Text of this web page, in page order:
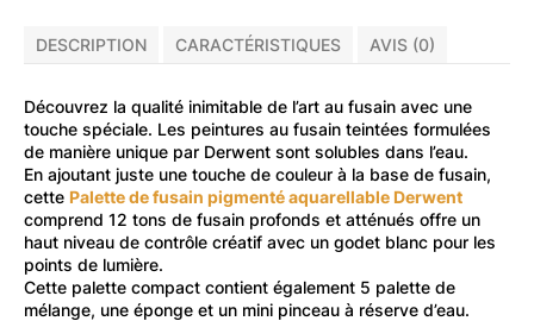
DESCRIPTION CARACTÉRISTIQUES AVIS (0)
Découvrez la qualité inimitable de l’art au fusain avec une
touche spéciale. Les peintures au fusain teintées formulées
de manière unique par Derwent sont solubles dans l’eau.
En ajoutant juste une touche de couleur à la base de fusain,
cette Palette de fusain pigmenté aquarellable Derwent
comprend 12 tons de fusain profonds et atténués offre un
haut niveau de contrôle créatif avec un godet blanc pour les
points de lumière.
Cette palette compact contient également 5 palette de
mélange, une éponge et un mini pinceau à réserve d’eau.